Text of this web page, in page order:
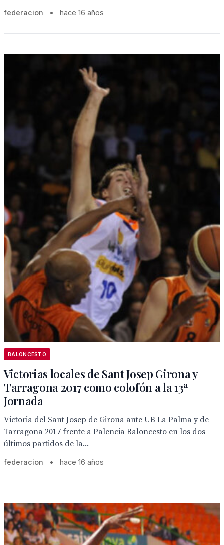
federacion • hace 16 años
BALONCESTO
Victorias locales de Sant Josep Girona y
Tarragona 2017 como colofón a la 13ª
Jornada
Victoria del Sant Josep de Girona ante UB La Palma y de
Tarragona 2017 frente a Palencia Baloncesto en los dos
últimos partidos de la...
federacion • hace 16 años